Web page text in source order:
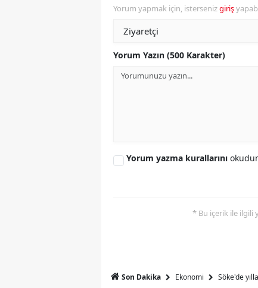
Yorum yapmak için, istersenizgiriş
Yorum Yazın (500 Karakter)
Yorum yazma kurallarını
* Bu içerik ile ilgili
Son Dakika Ekonomi Söke'de